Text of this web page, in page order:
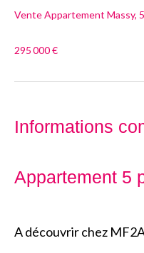
Vente Appartement Massy,
295 000 €
Informations
Appartement 5
A découvrir chez